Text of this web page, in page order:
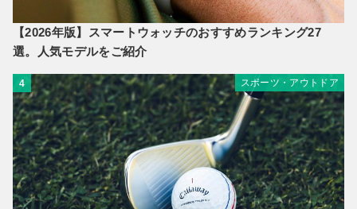
【2026年版】スマートウォッチのおすすめランキング27
選。人気モデルをご紹介
4 スポーツ・アウトドア